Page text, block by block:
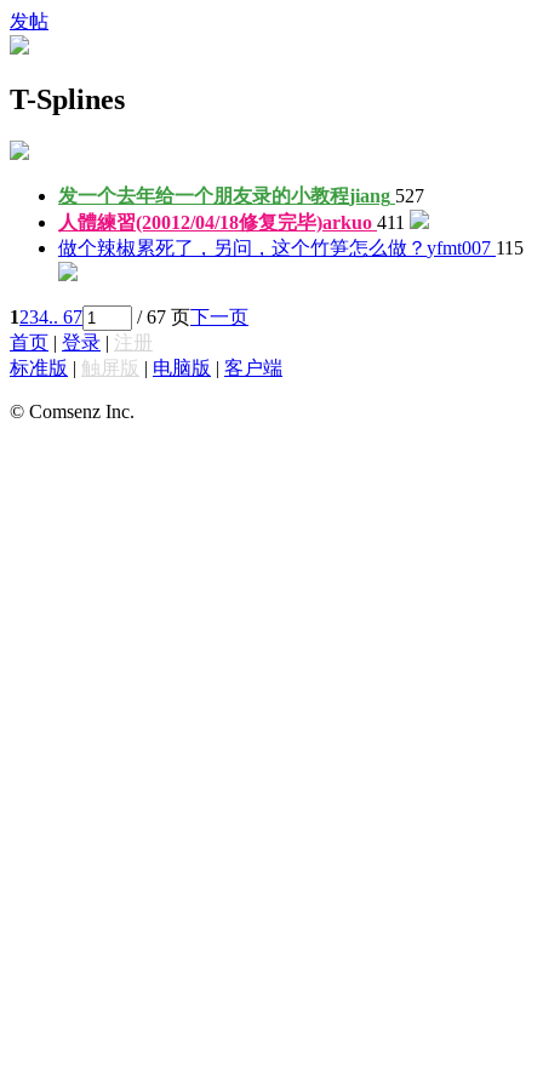
发帖
T-Splines
发一个去年给一个朋友录的小教程jiang 527
人體練習(20012/04/18修复完毕)arkuo 411
做个辣椒累死了，另问，这个竹笋怎么做？ yfmt007 115
1234.. 67 / 67 页下一页
首页 | 登录 | 注册
标准版 | 触屏版 | 电脑版 | 客户端
© Comsenz Inc.